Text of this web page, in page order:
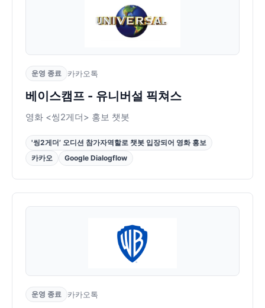
운영 종료 카카오톡
베이스캠프 - 유니버설 픽쳐스
영화 <씽2게더> 홍보 챗봇
'씽2게더’ 오디션 참가자역할로 챗봇 입장되어 영화 홍보
카카오
Google Dialogflow
운영 종료 카카오톡